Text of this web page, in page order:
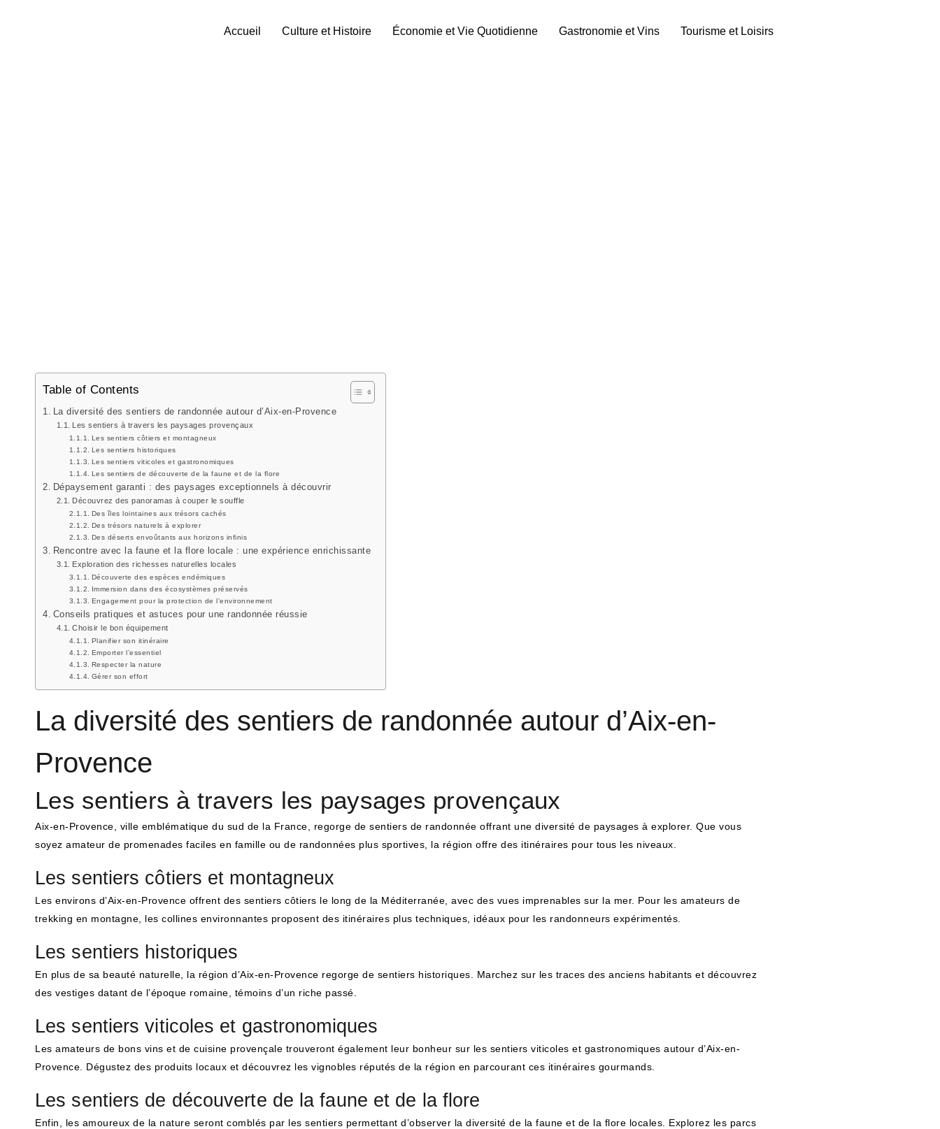
Accueil Culture et Histoire Économie et Vie Quotidienne Gastronomie et Vins Tourisme et Loisirs
Table of Contents
La diversité des sentiers de randonnée autour d’Aix-en-Provence
Les sentiers à travers les paysages provençaux
Les sentiers côtiers et montagneux
Les sentiers historiques
Les sentiers viticoles et gastronomiques
Les sentiers de découverte de la faune et de la flore
Dépaysement garanti : des paysages exceptionnels à découvrir
Découvrez des panoramas à couper le souffle
Des îles lointaines aux trésors cachés
Des trésors naturels à explorer
Des déserts envoûtants aux horizons infinis
Rencontre avec la faune et la flore locale : une expérience enrichissante
Exploration des richesses naturelles locales
Découverte des espèces endémiques
Immersion dans des écosystèmes préservés
Engagement pour la protection de l’environnement
Conseils pratiques et astuces pour une randonnée réussie
Choisir le bon équipement
Planifier son itinéraire
Emporter l’essentiel
Respecter la nature
Gérer son effort
La diversité des sentiers de randonnée autour d’Aix-en-
Provence
Les sentiers à travers les paysages provençaux
Aix-en-Provence, ville emblématique du sud de la France, regorge de sentiers de randonnée offrant une diversité de paysages à explorer. Que vous
soyez amateur de promenades faciles en famille ou de randonnées plus sportives, la région offre des itinéraires pour tous les niveaux.
Les sentiers côtiers et montagneux
Les environs d’Aix-en-Provence offrent des sentiers côtiers le long de la Méditerranée, avec des vues imprenables sur la mer. Pour les amateurs de
trekking en montagne, les collines environnantes proposent des itinéraires plus techniques, idéaux pour les randonneurs expérimentés.
Les sentiers historiques
En plus de sa beauté naturelle, la région d’Aix-en-Provence regorge de sentiers historiques. Marchez sur les traces des anciens habitants et découvrez
des vestiges datant de l’époque romaine, témoins d’un riche passé.
Les sentiers viticoles et gastronomiques
Les amateurs de bons vins et de cuisine provençale trouveront également leur bonheur sur les sentiers viticoles et gastronomiques autour d’Aix-en-
Provence. Dégustez des produits locaux et découvrez les vignobles réputés de la région en parcourant ces itinéraires gourmands.
Les sentiers de découverte de la faune et de la flore
Enfin, les amoureux de la nature seront comblés par les sentiers permettant d’observer la diversité de la faune et de la flore locales. Explorez les parcs